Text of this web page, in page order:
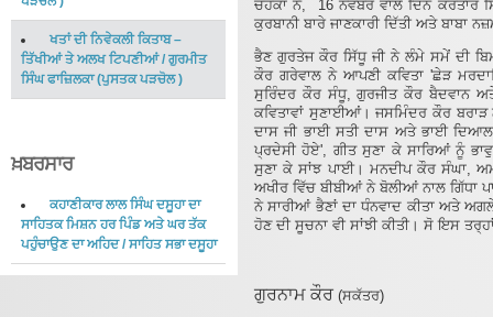
ਖਤਾਂ ਦੀ ਨਿਵੇਕਲੀ ਕਿਤਾਬ –
ਤਿੱਖੀਆਂ ਤੇ ਅਲਖ ਟਿਪਣੀਆਂ/ ਗੁਰਮੀਤ
ਸਿੰਘ ਫਾਜ਼ਿਲਕਾ(ਪੁਸਤਕ ਪੜਚੋਲ)
ਖ਼ਬਰਸਾਰ
ਕਹਾਣੀਕਾਰ ਲਾਲ ਸਿੰਘ ਦਸੂਹਾ ਦਾ
ਸਾਹਿਤਕ ਮਿਸ਼ਨ ਹਰ ਪਿੰਡ ਅਤੇ ਘਰ ਤੱਕ
ਪਹੁੰਚਾਉਣ ਦਾ ਅਹਿਦ/ਸਾਹਿਤ ਸਭਾ ਦਸੂਹਾ
ਚੋਹਕਾ ਨੇ, 16 ਨਵੰਬਰ ਵਾਲੇ ਦਿਨ ਕਰਤਾਰ
ਕੁਰਬਾਨੀ ਬਾਰੇ ਜਾਣਕਾਰੀ ਦਿੱਤੀ ਅਤੇ ਬਾਬਾ
ਭੈਣ ਗੁਰਤੇਜ ਕੌਰ ਸਿੱਧੂ ਜੀ ਨੇ ਲੰਮੇ ਸਮੇਂ ਦੀ
ਕੌਰ ਗਰੇਵਾਲ ਨੇ ਆਪਣੀ ਕਵਿਤਾ 'ਛੇੜ
ਸੁਰਿੰਦਰ ਕੌਰ ਸੰਧੂ, ਗੁਰਜੀਤ ਕੌਰ ਬੈਦਵਾਨ
ਕਵਿਤਾਵਾਂ ਸੁਣਾਈਆਂ। ਜਸਮਿੰਦਰ ਕੌਰ ਬਰਾੜ
ਦਾਸ ਜੀ ਭਾਈ ਸਤੀ ਦਾਸ ਅਤੇ ਭਾਈ
ਪ੍ਰਦੇਸੀ ਹੋਏ', ਗੀਤ ਸੁਣਾ ਕੇ ਸਾਰਿਆਂ ਨੂੰ
ਸੁਣਾ ਕੇ ਸਾਂਝ ਪਾਈ। ਮਨਦੀਪ ਕੌਰ ਸੰਘਾ,
ਅਖੀਰ ਵਿੱਚ ਬੀਬੀਆਂ ਨੇ ਬੋਲੀਆਂ ਨਾਲ ਗਿੱਧਾ
ਨੇ ਸਾਰੀਆਂ ਭੈਣਾਂ ਦਾ ਧੰਨਵਾਦ ਕੀਤਾ ਅਤੇ
ਹੋਣ ਦੀ ਸੂਚਨਾ ਵੀ ਸਾਂਝੀ ਕੀਤੀ। ਸੋ ਇਸ
ਗੁਰਨਾਮ ਕੌਰ (ਸਕੱਤਰ)